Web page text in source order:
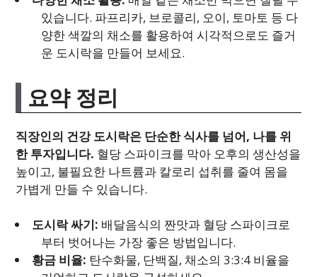
있습니다. 파프리카, 브로콜리, 오이, 토마토 등 다
양한 색깔의 채소를 활용하여 시각적으로도 즐거
운 도시락을 만들어 보세요.
요약 정리
직장인의 건강 도시락은 단순한 식사를 넘어, 나를 위
한 투자입니다. 혈당 스파이크를 막아 오후의 생산성을
높이고, 불필요한 나트륨과 칼로리 섭취를 줄여 몸을
가볍게 만들 수 있습니다.
도시락 싸기: 배달음식의 짠맛과 혈당 스파이크로
부터 벗어나는 가장 좋은 방법입니다.
황금 비율: 탄수화물, 단백질, 채소의 3:3:4 비율을